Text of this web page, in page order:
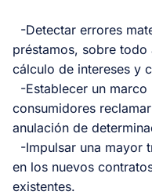
-Detectar errores
préstamos, sobre
cálculo de intereses y
-Establecer un
consumidores
anulación de
-Impulsar una mayor
en los nuevos
existentes.